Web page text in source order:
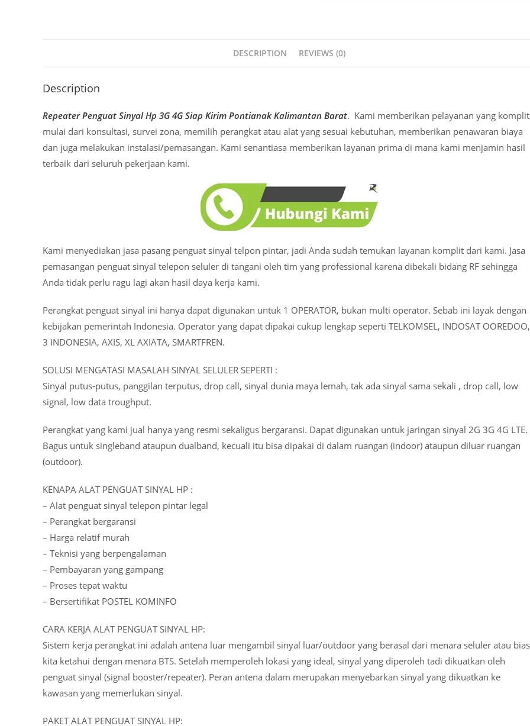
DESCRIPTION REVIEWS (0)
Description
Repeater Penguat Sinyal Hp 3G 4G Siap Kirim Pontianak Kalimantan Barat. Kami memberikan pelayanan yang
mulai dari konsultasi, survei zona, memilih perangkat atau alat yang sesuai kebutuhan, memberikan penawaran biaya
dan juga melakukan instalasi/pemasangan. Kami senantiasa memberikan layanan prima di mana kami menjamin hasil
terbaik dari seluruh pekerjaan kami.
Kami menyediakan jasa pasang penguat sinyal telpon pintar, jadi Anda sudah temukan layanan komplit dari kami. Jasa
pemasangan penguat sinyal telepon seluler di tangani oleh tim yang professional karena dibekali bidang RF sehingga
Anda tidak perlu ragu lagi akan hasil daya kerja kami.
Perangkat penguat sinyal ini hanya dapat digunakan untuk 1 OPERATOR, bukan multi operator. Sebab ini layak dengan
kebijakan pemerintah Indonesia. Operator yang dapat dipakai cukup lengkap seperti TELKOMSEL, INDOSAT OOREDOO,
3 INDONESIA, AXIS, XL AXIATA, SMARTFREN.
SOLUSI MENGATASI MASALAH SINYAL SELULER SEPERTI :
Sinyal putus-putus, panggilan terputus, drop call, sinyal dunia maya lemah, tak ada sinyal sama sekali , drop call, low
signal, low data troughput.
Perangkat yang kami jual hanya yang resmi sekaligus bergaransi. Dapat digunakan untuk jaringan sinyal 2G 3G 4G LTE.
Bagus untuk singleband ataupun dualband, kecuali itu bisa dipakai di dalam ruangan (indoor) ataupun diluar ruangan
(outdoor).
KENAPA ALAT PENGUAT SINYAL HP :
– Alat penguat sinyal telepon pintar legal
– Perangkat bergaransi
– Harga relatif murah
– Teknisi yang berpengalaman
– Pembayaran yang gampang
– Proses tepat waktu
– Bersertifikat POSTEL KOMINFO
CARA KERJA ALAT PENGUAT SINYAL HP:
Sistem kerja perangkat ini adalah antena luar mengambil sinyal luar/outdoor yang berasal dari menara seluler atau
kita ketahui dengan menara BTS. Setelah memperoleh lokasi yang ideal, sinyal yang diperoleh tadi dikuatkan oleh
penguat sinyal (signal booster/repeater). Peran antena dalam merupakan menyebarkan sinyal yang dikuatkan ke
kawasan yang memerlukan sinyal.
PAKET ALAT PENGUAT SINYAL HP: